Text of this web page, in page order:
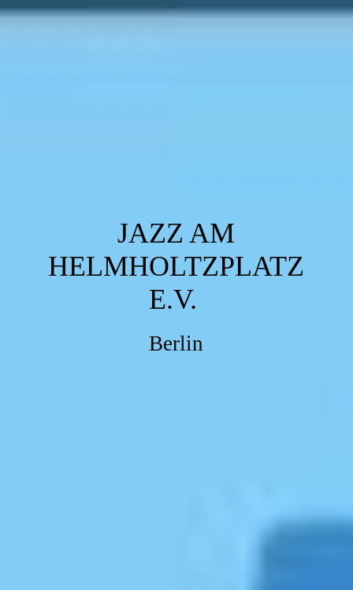
JAZZ AM
HELMHOLTZPLATZ
E.V.
Berlin